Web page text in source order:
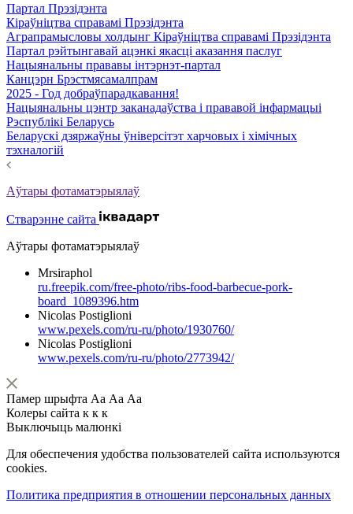
Партал Прэзідэнта
Кіраўніцтва справамі Прэзідэнта
Аграпрамысловы холдынг Кіраўніцтва справамі Прэзідэнта
Партал рэйтынгавай ацэнкі якасці аказання паслуг
Нацыянальны прававы інтэрнэт-партал
Канцэрн Брэстмясамалпрам
2025 - Год добраўпарадкавання!
Нацыянальны цэнтр заканадаўства і прававой інфармацыі
Рэспублікі Беларусь
Беларускі дзяржаўны ўніверсітэт харчовых і хімічных
тэхналогій
Аўтары фотаматэрыялаў
Стварэнне сайта
Аўтары фотаматэрыялаў
Mrsiraphol
ru.freepik.com/free-photo/ribs-food-barbecue-pork-
board_1089396.htm
Nicolas Postiglioni
www.pexels.com/ru-ru/photo/1930760/
Nicolas Postiglioni
www.pexels.com/ru-ru/photo/2773942/
Памер шрыфта Аа Аа Аа
Колеры сайта к к к
Выключыць малюнкі
Для обеспечения удобства пользователей сайта используются
cookies.
Политика предприятия в отношении персональных данных